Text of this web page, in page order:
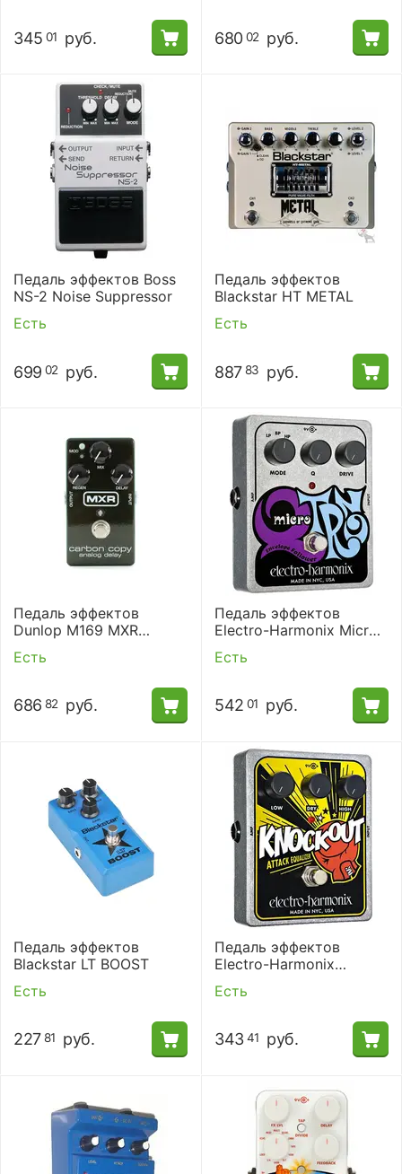
345 01 руб. 680 02 руб.
Педаль эффектов Boss
NS-2 Noise Suppressor
Есть
699 02 руб.
Педаль эффектов
Blackstar HT METAL
Есть
887 83 руб.
Педаль эффектов
Dunlop M169 MXR
CARBON COPY DELAY
Есть
686 82 руб.
Педаль эффектов
Electro-Harmonix Micro
Q-Tron Envelope Filter
Есть
542 01 руб.
Педаль эффектов
Blackstar LT BOOST
Есть
227 81 руб.
Педаль эффектов
Electro-Harmonix
Есть
343 41 руб.